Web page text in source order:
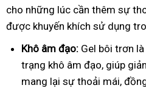
cho những lúc cần thêm sự
được khuyến khích sử dụng
Khô âm đạo: Gel bôi trơn
trạng khô âm đạo, giúp
mang lại sự thoải mái,